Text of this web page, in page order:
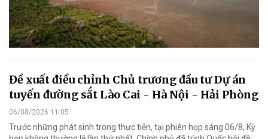
Đề xuất điều chỉnh Chủ trương đầu tư Dự án
tuyến đường sắt Lào Cai - Hà Nội - Hải Phòng
06/08/2026 11:05
Trước những phát sinh trong thực tiễn, tại phiên họp sáng 06/8, Kỳ